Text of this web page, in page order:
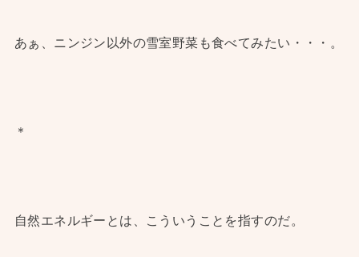
あぁ、ニンジン以外の雪室野菜も食べてみたい・・・。
＊
自然エネルギーとは、こういうことを指すのだ。